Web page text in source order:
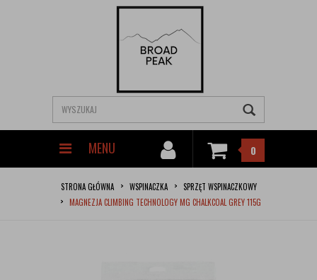
MENU 0
STRONA GŁÓWNA WSPINACZKA
SPRZĘT WSPINACZKOWY
MAGNEZJA CLIMBING TECHNOLOGY MG CHALKCOAL GREY 115G